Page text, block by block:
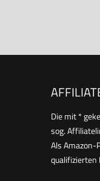
Die mit *
sog.
Als Amazon-
qualifizierten